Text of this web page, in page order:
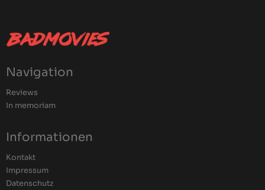
Navigation
Reviews
In memoriam
Informationen
Kontakt
Impressum
Datenschutz